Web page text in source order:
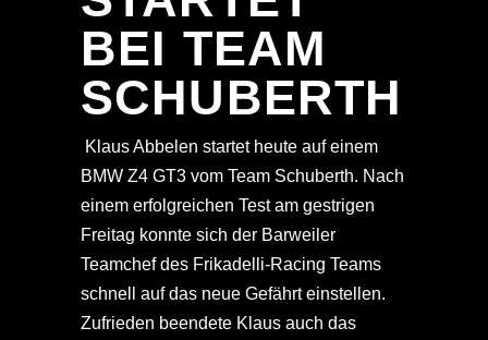
BEI TEAM
SCHUBERTH
Klaus Abbelen startet heute auf einem
BMW Z4 GT3 vom Team Schuberth. Nach
einem erfolgreichen Test am gestrigen
Freitag konnte sich der Barweiler
Teamchef des Frikadelli-Racing Teams
schnell auf das neue Gefährt einstellen.
Zufrieden beendete Klaus auch das